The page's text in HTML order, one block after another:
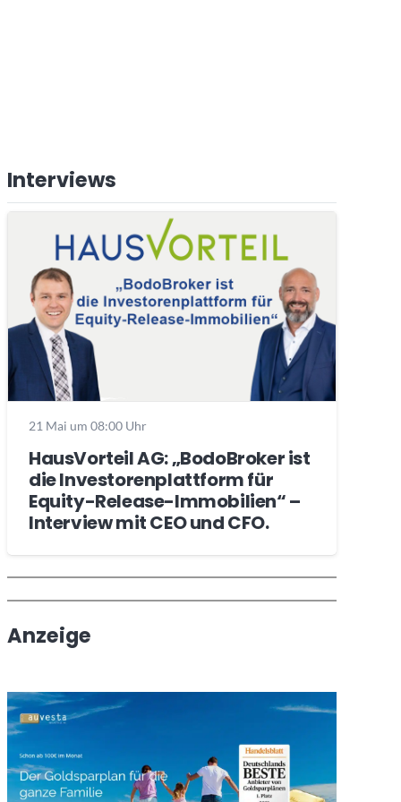
Interviews
21 Mai um 08:00 Uhr
HausVorteil AG: „BodoBroker ist
die Investorenplattform für
Equity-Release-Immobilien“ –
Interview mit CEO und CFO.
Wochenrückblick
Trendthemen
Anzeige